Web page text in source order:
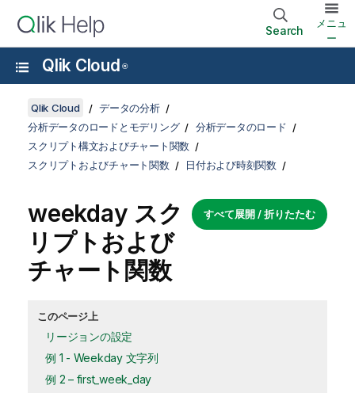
Search
メニュ
ー
Qlik Cloud ®
Qlik Cloud
データの分析
分析データのロードとモデリング
分析データのロード
スクリプト構文およびチャート関数
スクリプトおよびチャート関数
日付および時刻関数
すべて展開 / 折りたたむ
weekday スク
リプトおよび
チャート関数
このページ上
リージョンの設定
例 1 - Weekday 文字列
例 2 – first_week_day